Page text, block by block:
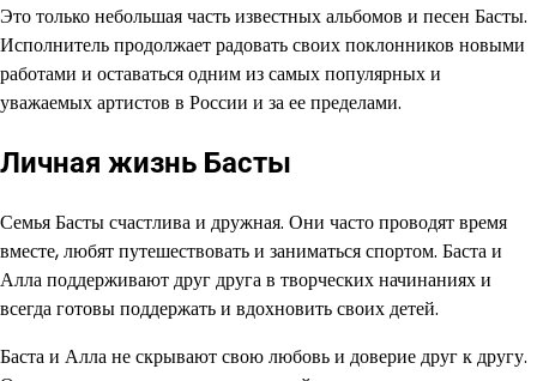
Это только небольшая часть известных альбомов и песен Басты.
Исполнитель продолжает радовать своих поклонников новыми
работами и оставаться одним из самых популярных и
уважаемых артистов в России и за ее пределами.
Личная жизнь Басты
Семья Басты счастлива и дружная. Они часто проводят время
вместе, любят путешествовать и заниматься спортом. Баста и
Алла поддерживают друг друга в творческих начинаниях и
всегда готовы поддержать и вдохновить своих детей.
Баста и Алла не скрывают свою любовь и доверие друг к другу.